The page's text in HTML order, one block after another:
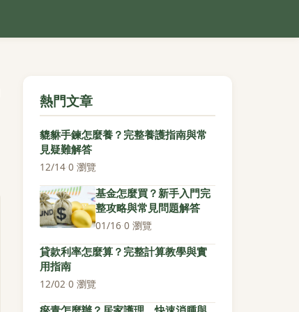
熱門文章
貔貅手鍊怎麼養？完整養護指南與常
見疑難解答
12/14·0 瀏覽
基金怎麼買？新手入門完
整攻略與常見問題解答
01/16·0 瀏覽
貸款利率怎麼算？完整計算教學與實
用指南
12/02·0 瀏覽